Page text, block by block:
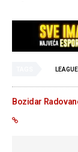
Bozidar